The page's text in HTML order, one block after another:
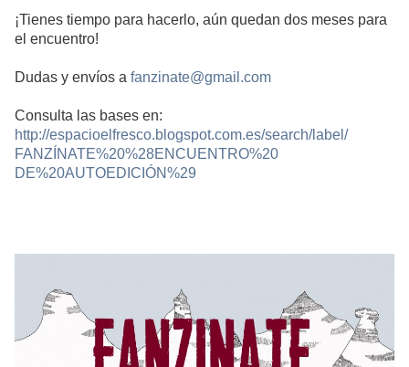
¡Tienes tiempo para hacerlo, aún quedan dos meses para
el encuentro!
Dudas y envíos a fanzinate@gmail.com
Consulta las bases en:
http://espacioelfresco.blogspot.com.es/search/label/
FANZÍNATE%20%28ENCUENTRO%20
DE%20AUTOEDICIÓN%29